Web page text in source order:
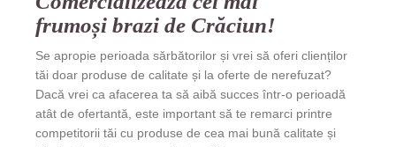
frumoși brazi de Crăciun!
Se apropie perioada sărbătorilor și vrei să oferi clienților
tăi doar produse de calitate și la oferte de nerefuzat?
Dacă vrei ca afacerea ta să aibă succes într-o perioadă
atât de ofertantă, este important să te remarci printre
competitorii tăi cu produse de cea mai bună calitate și